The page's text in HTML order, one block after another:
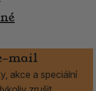
mail
akce a speciální